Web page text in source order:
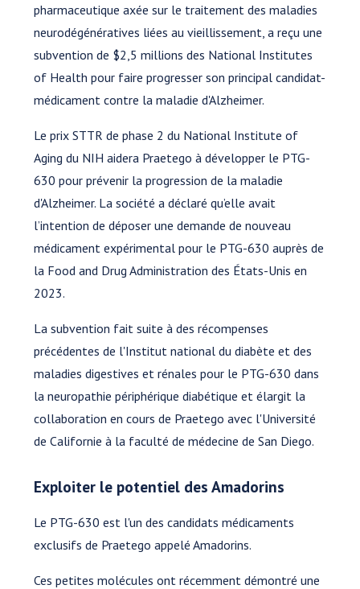
pharmaceutique axée sur le traitement des maladies
neurodégénératives liées au vieillissement, a reçu une
subvention de $2,5 millions des National Institutes
of Health pour faire progresser son principal candidat-
médicament contre la maladie d'Alzheimer.
Le prix STTR de phase 2 du National Institute of
Aging du NIH aidera Praetego à développer le PTG-
630 pour prévenir la progression de la maladie
d'Alzheimer. La société a déclaré qu’elle avait
l’intention de déposer une demande de nouveau
médicament expérimental pour le PTG-630 auprès de
la Food and Drug Administration des États-Unis en
2023.
La subvention fait suite à des récompenses
précédentes de l'Institut national du diabète et des
maladies digestives et rénales pour le PTG-630 dans
la neuropathie périphérique diabétique et élargit la
collaboration en cours de Praetego avec l'Université
de Californie à la faculté de médecine de San Diego.
Exploiter le potentiel des Amadorins
Le PTG-630 est l'un des candidats médicaments
exclusifs de Praetego appelé Amadorins.
Ces petites molécules ont récemment démontré une